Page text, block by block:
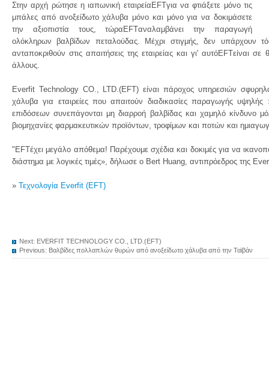
Στην αρχή ρώτησε η ιαπωνική εταιρείαEFTγια να φτιάξετε μόνο τις
μπάλες από ανοξείδωτο χάλυβα μόνο και μόνο για να δοκιμάσετε
την αξιοπιστία τους, τώραEFTαναλαμβάνει την παραγωγή
ολόκληρων βαλβίδων πεταλούδας. Μέχρι στιγμής, δεν υπάρχουν
ανταποκριθούν στις απαιτήσεις της εταιρείας και γι' αυτόEFTείναι
άλλους.
Everfit Technology CO., LTD.(EFT) είναι πάροχος υπηρεσιών
χάλυβα για εταιρείες που απαιτούν διαδικασίες παραγωγής
επιδόσεων συνεπάγονται μη διαρροή βαλβίδας και χαμηλό κίνδυνο
βιομηχανίες φαρμακευτικών προϊόντων, τροφίμων και ποτών και
"EFTέχει μεγάλο απόθεμα! Παρέχουμε σχέδια και δοκιμές για να
διάστημα με λογικές τιμές», δήλωσε ο Bert Huang, αντιπρόεδρος της
» Τεχνολογία Everfit (EFT)
Next: EVERFIT TECHNOLOGY CO., LTD.(EFT)
Previous: Βαλβίδες πολλαπλών θυρών από ανοξείδωτο χάλυβα από την Ταϊβάν